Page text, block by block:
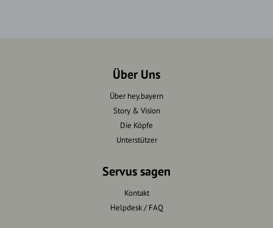
Über Uns
Über hey.bayern
Story & Vision
Die Köpfe
Unterstützer
Servus sagen
Kontakt
Helpdesk / FAQ